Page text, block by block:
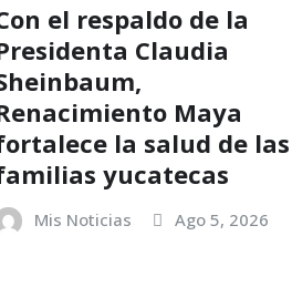
el respaldo de la
Claudia
Maya
la salud de las
yucatecas
Mis Noticias Ago 5, 2026